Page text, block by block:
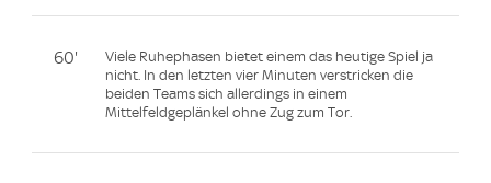
60'
Viele Ruhephasen bietet einem das heutige Spiel ja
nicht. In den letzten vier Minuten verstricken die
beiden Teams sich allerdings in einem
Mittelfeldgeplänkel ohne Zug zum Tor.